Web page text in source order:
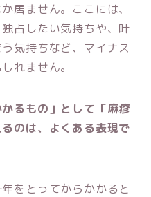
居ません。ここには、
占したい気持ちや、叶
気持ちなど、マイナス
れません。
るもの」として「麻疹
のは、よくある表現で
をとってからかかると